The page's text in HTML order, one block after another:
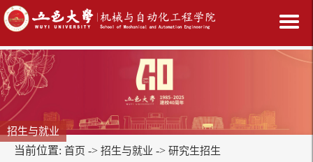
招生与就业
当前位置: 首页 -> 招生与就业 -> 研究生招生